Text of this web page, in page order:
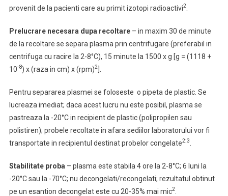
provenit de la pacienti care au primit izotopi radioactivi2.
Prelucrare necesara dupa recoltare – in maxim 30 de minute
de la recoltare se separa plasma prin centrifugare (preferabil in
centrifuga cu racire la 2-8°C), 15 minute la 1500 x g [g = (1118 +
10-8) x (raza in cm) x (rpm)2].
Pentru separarea plasmei se foloseste o pipeta de plastic. Se
lucreaza imediat; daca acest lucru nu este posibil, plasma se
pastreaza la -20°C in recipient de plastic (polipropilen sau
polistiren); probele recoltate in afara sediilor laboratorului vor fi
transportate in recipientul destinat probelor congelate2;3
Stabilitate proba – plasma este stabila 4 ore la 2-8°C; 6 luni la
-20°C sau la -70°C; nu decongelati/recongelati; rezultatul obtinut
pe un esantion decongelat este cu 20-35% mai mic2.